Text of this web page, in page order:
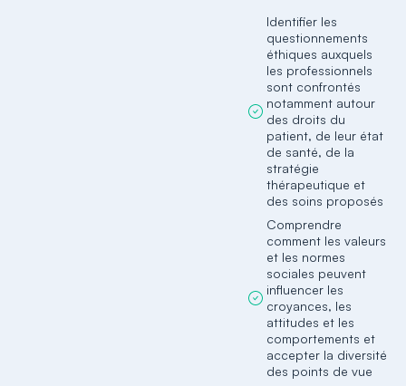
Identifier les
questionnements
éthiques auxquels
les professionnels
sont confrontés
notamment autour
des droits du
patient, de leur état
de santé, de la
stratégie
thérapeutique et
des soins proposés
Comprendre
comment les valeurs
et les normes
sociales peuvent
influencer les
croyances, les
attitudes et les
comportements et
accepter la diversité
des points de vue